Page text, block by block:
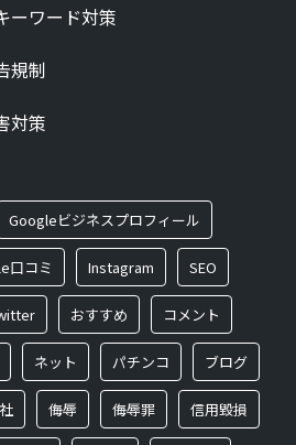
ーワード対策
規制
対策
Googleビジネスプロフィール
口コミ Instagram SEO
おすすめ コメント
ネット パチンコ ブログ
侮辱 侮辱罪 信用毀損